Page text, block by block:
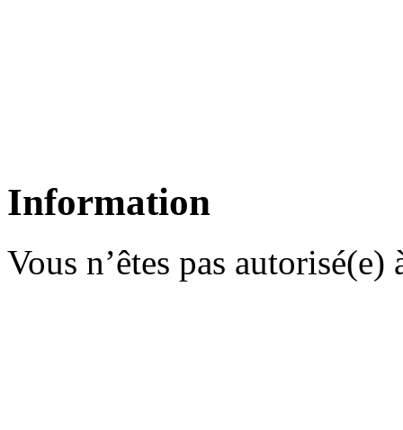
Information
Vous n’êtes pas autorisé(e)